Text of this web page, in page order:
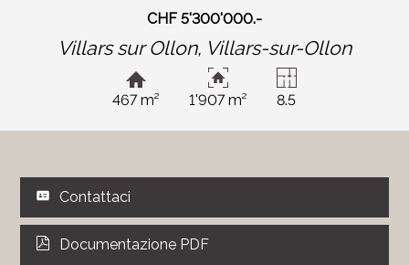
CHF 5'300'000.-
Villars sur Ollon, Villars-sur-Ollon
467 m² 1'907 m² 8.5
Contattaci
Documentazione PDF